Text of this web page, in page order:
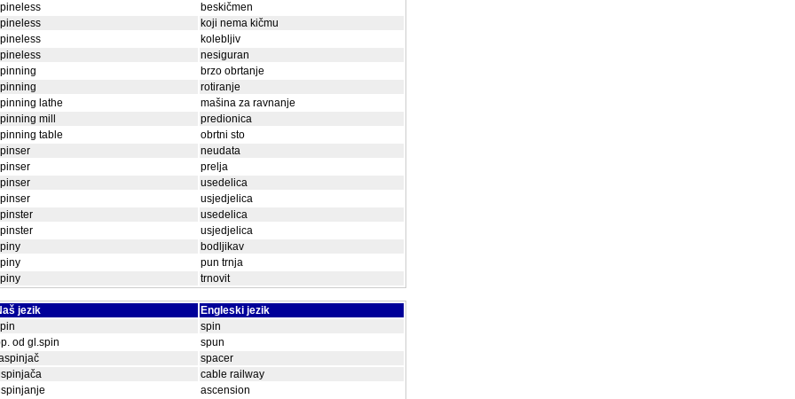
beskičmen
koji nema kičmu
kolebljiv
nesiguran
brzo obrtanje
rotiranje
lathe
mašina za ravnanje
mill
predionica
table
obrtni sto
neudata
prelja
usedelica
usjedjelica
usedelica
usjedjelica
bodljikav
pun trnja
trnovit
jezik
Engleski jezik
spin
od gl.spin
spun
spacer
cable railway
ascension